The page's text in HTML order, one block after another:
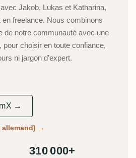
Jakob, Lukas et Katharina,
en freelance. Nous combinons
de notre communauté avec une
pour choisir en toute confiance,
ni jargon d'expert.
→
allemand) →
310 000+